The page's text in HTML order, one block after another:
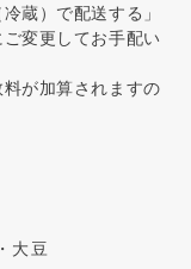
蔵）で配送する」
変更してお手配い
が加算されますの
大豆